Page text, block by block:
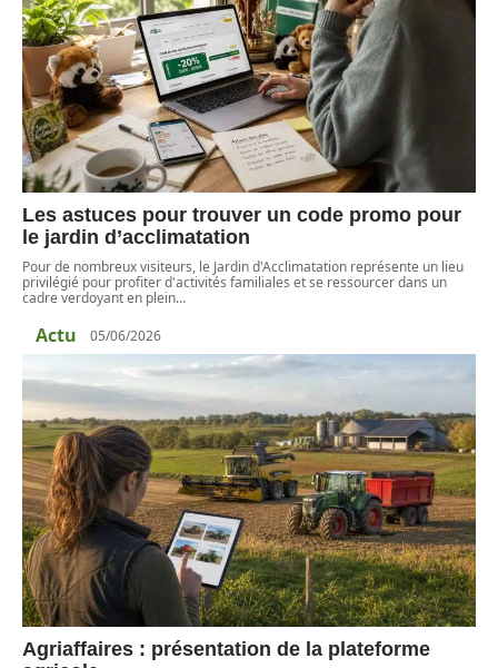
Les astuces pour trouver un code promo pour
le jardin d’acclimatation
Pour de nombreux visiteurs, le Jardin d'Acclimatation représente un lieu
privilégié pour profiter d'activités familiales et se ressourcer dans un
cadre verdoyant en plein…
Actu 05/06/2026
Agriaffaires : présentation de la plateforme